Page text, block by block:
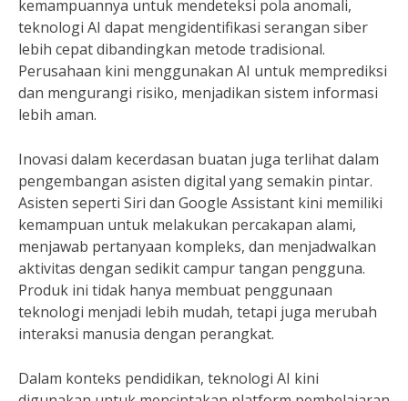
kemampuannya untuk mendeteksi pola anomali,
teknologi AI dapat mengidentifikasi serangan siber
lebih cepat dibandingkan metode tradisional.
Perusahaan kini menggunakan AI untuk memprediksi
dan mengurangi risiko, menjadikan sistem informasi
lebih aman.
Inovasi dalam kecerdasan buatan juga terlihat dalam
pengembangan asisten digital yang semakin pintar.
Asisten seperti Siri dan Google Assistant kini memiliki
kemampuan untuk melakukan percakapan alami,
menjawab pertanyaan kompleks, dan menjadwalkan
aktivitas dengan sedikit campur tangan pengguna.
Produk ini tidak hanya membuat penggunaan
teknologi menjadi lebih mudah, tetapi juga merubah
interaksi manusia dengan perangkat.
Dalam konteks pendidikan, teknologi AI kini